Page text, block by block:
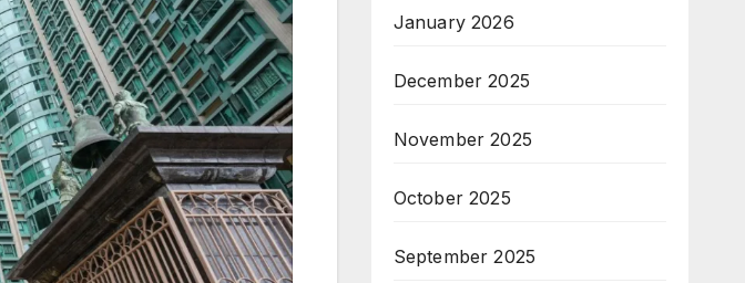
January 2026
December 2025
November 2025
October 2025
September 2025